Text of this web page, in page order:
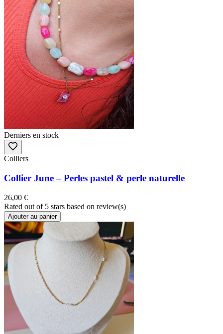
Derniers en stock
Colliers
Collier June – Perles pastel & perle naturelle
26,00 €
Rated out of 5 stars based on review(s)
Ajouter au panier